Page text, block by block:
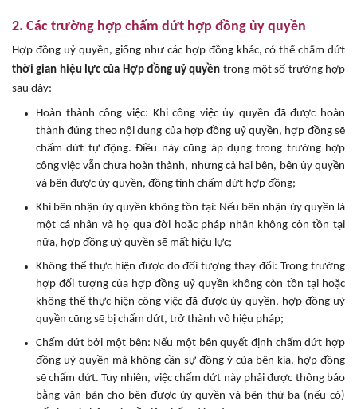
2. Các trường hợp chấm dứt hợp đồng ủy quyền
Hợp đồng uỷ quyền, giống như các hợp đồng khác, có thể chấm dứt
thời gian hiệu lực của Hợp đồng uỷ quyền trong một số trường hợp
sau đây:
Hoàn thành công việc: Khi công việc ủy quyền đã được hoàn
thành đúng theo nội dung của hợp đồng uỷ quyền, hợp đồng sẽ
chấm dứt tự động. Điều này cũng áp dụng trong trường hợp
công việc vẫn chưa hoàn thành, nhưng cả hai bên, bên ủy quyền
và bên được ủy quyền, đồng tình chấm dứt hợp đồng;
Khi bên nhận ủy quyền không tồn tại: Nếu bên nhận ủy quyền là
một cá nhân và họ qua đời hoặc pháp nhân không còn tồn tại
nữa, hợp đồng uỷ quyền sẽ mất hiệu lực;
Không thể thực hiện được do đối tượng thay đổi: Trong trường
hợp đối tượng của hợp đồng uỷ quyền không còn tồn tại hoặc
không thể thực hiện công việc đã được ủy quyền, hợp đồng uỷ
quyền cũng sẽ bị chấm dứt, trở thành vô hiệu pháp;
Chấm dứt bởi một bên: Nếu một bên quyết định chấm dứt hợp
đồng uỷ quyền mà không cần sự đồng ý của bên kia, hợp đồng
sẽ chấm dứt. Tuy nhiên, việc chấm dứt này phải được thông báo
bằng văn bản cho bên được ủy quyền và bên thứ ba (nếu có)